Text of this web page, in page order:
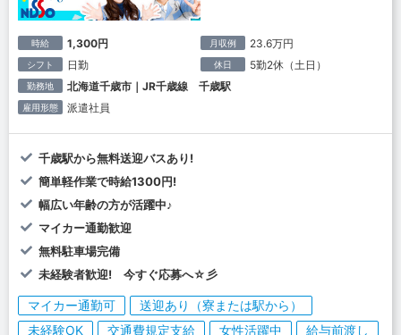
時給 1,300円 月収例 23.6万円
シフト 日勤 休日 5勤2休（土日）
勤務地 北海道千歳市｜JR千歳線 千歳駅
雇用形態 派遣社員
千歳駅から無料送迎バスあり!
簡単軽作業で時給1300円!
幅広い年齢の方が活躍中♪
マイカー通勤歓迎
無料駐車場完備
未経験者歓迎! 今すぐ応募へ☆彡
マイカー通勤可
送迎あり（寮または駅から）
未経験OK
交通費規定支給 女性活躍中 給与前渡し